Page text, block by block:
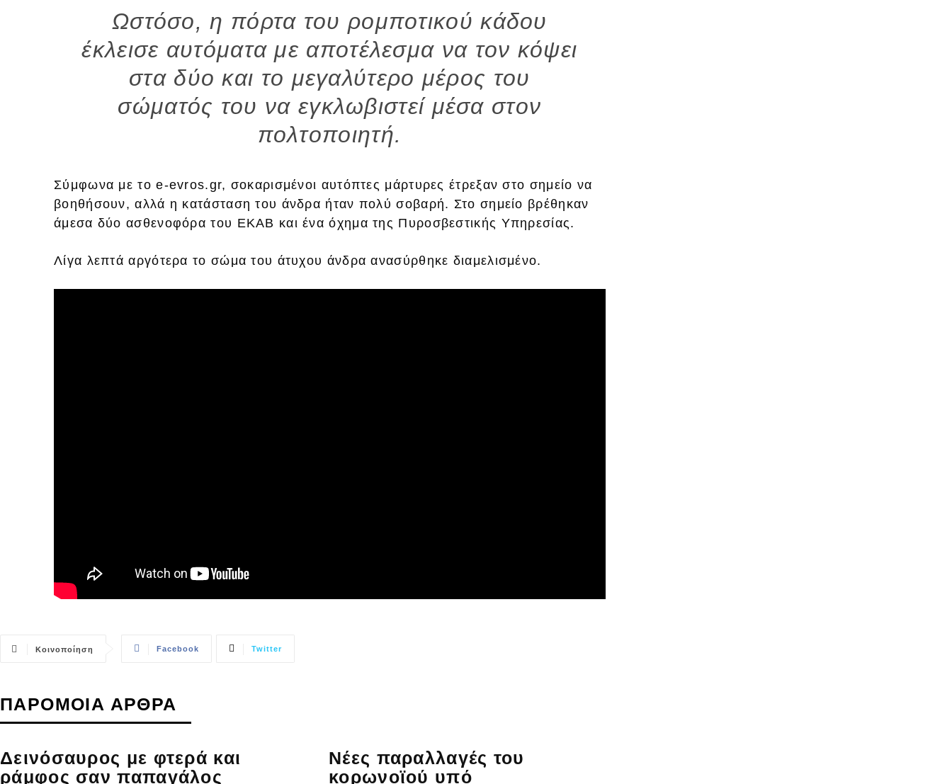
Ωστόσο, η πόρτα του ρομποτικού κάδου
έκλεισε αυτόματα με αποτέλεσμα να τον κόψει
στα δύο και το μεγαλύτερο μέρος του
σώματός του να εγκλωβιστεί μέσα στον
πολτοποιητή.
Σύμφωνα με το e-evros.gr, σοκαρισμένοι αυτόπτες μάρτυρες έτρεξαν στο σημείο να
βοηθήσουν, αλλά η κατάσταση του άνδρα ήταν πολύ σοβαρή. Στο σημείο βρέθηκαν
άμεσα δύο ασθενοφόρα του ΕΚΑΒ και ένα όχημα της Πυροσβεστικής Υπηρεσίας.
Λίγα λεπτά αργότερα το σώμα του άτυχου άνδρα ανασύρθηκε διαμελισμένο.
Κοινοποίηση Facebook Twitter
ΠΑΡΟΜΟΙΑ ΑΡΘΡΑ
Δεινόσαυρος με φτερά και
ράμφος σαν παπαγάλος
Νέες παραλλαγές του
κορωνοϊού υπό